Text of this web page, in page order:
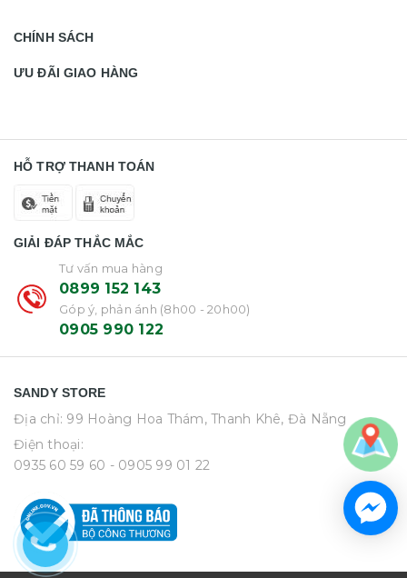
CHÍNH SÁCH
ƯU ĐÃI GIAO HÀNG
HỖ TRỢ THANH TOÁN
GIẢI ĐÁP THẮC MẮC
Tư vấn mua hàng
0899 152 143
Góp ý, phản ánh (8h00 - 20h00)
0905 990 122
SANDY STORE
Địa chỉ: 99 Hoàng Hoa Thám, Thanh Khê, Đà Nẵng
Điện thoại:
0935 60 59 60 - 0905 99 01 22